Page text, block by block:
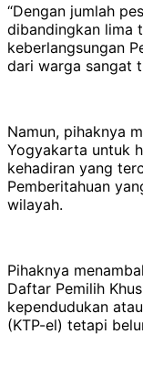
“Dengan jumlah
dibandingkan lima
keberlangsungan
dari warga sangat
Namun, pihaknya
Yogyakarta untuk
kehadiran yang
Pemberitahuan
wilayah.
Pihaknya
Daftar Pemilih
kependudukan
(KTP-el) tetapi